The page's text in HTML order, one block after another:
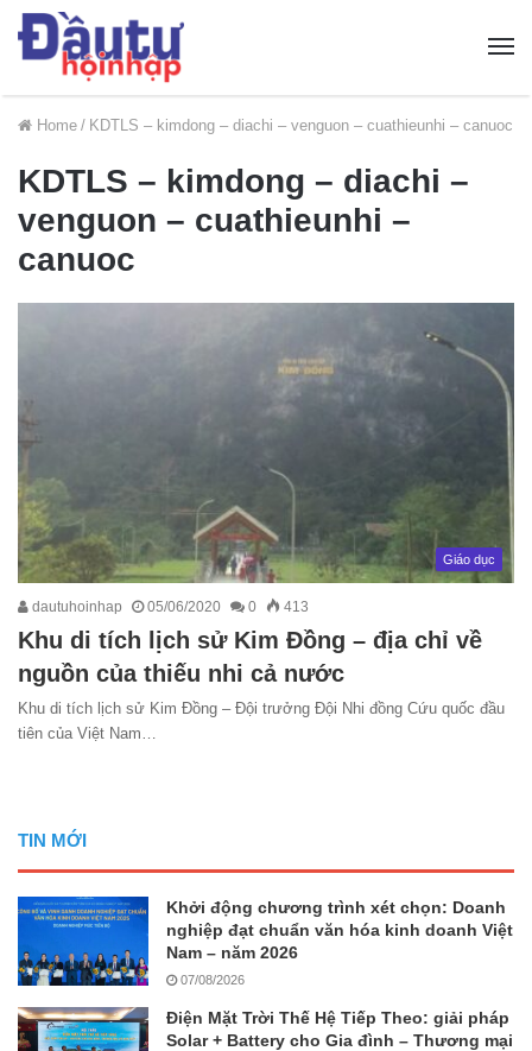
Home / KDTLS – kimdong – diachi – venguon – cuathieunhi – canuoc
KDTLS – kimdong – diachi –
venguon – cuathieunhi –
canuoc
Giáo dục
dautuhoinhap 05/06/2020 0 413
Khu di tích lịch sử Kim Đồng – địa chỉ về
nguồn của thiếu nhi cả nước
Khu di tích lịch sử Kim Đồng – Đội trưởng Đội Nhi đồng Cứu quốc đầu
tiên của Việt Nam…
TIN MỚI
Khởi động chương trình xét chọn: Doanh
nghiệp đạt chuẩn văn hóa kinh doanh Việt
Nam – năm 2026
07/08/2026
Điện Mặt Trời Thế Hệ Tiếp Theo: giải pháp
Solar + Battery cho Gia đình – Thương mại